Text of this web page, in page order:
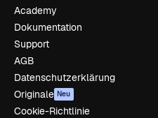
Academy
Dokumentation
Support
AGB
Datenschutzerklärung
Originale Neu
Cookie-Richtlinie